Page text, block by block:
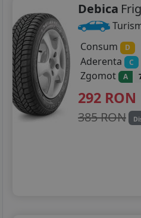
Debica
Consum
D
Aderenta C
Zgomot A
292 RON
385 RON